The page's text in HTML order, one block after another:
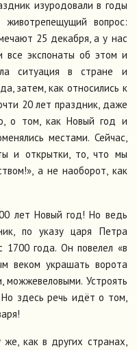
изуродовали в годы
вопрос:
25 декабря, а у нас
все экспонаты об этом и
ситуация в стране и
затем, как относились к
20 лет праздник, даже
о том, как Новый год и
местами. Сейчас,
и открытки, то, что мы
а не наоборот, как
лет Новый год! Но ведь
по указу царя Петра
1700 года. Он повелел «в
веком украшать ворота
можжевеловыми. Устроять
здесь речь идёт о том,
как в других странах,